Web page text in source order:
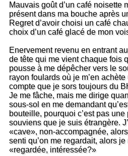
Mauvais goût d’un café noisette
présent dans ma bouche après
Regret d’avoir choisi un café
choix d’un café glacé de mon
Enervement revenu en entrant
de tête qui me vient chaque fois
pousse à me dépêcher vers le
rayon foulards où je m’en
compte que je sors toujours du
Je me fâche, mais me dirige
sous-sol en me demandant
bouteille, pourquoi c’est pas
souviens que je suis étrangère.
«cave», non-accompagnée,
senti qu’on me regardait, alors
«regardée, intéressée?»